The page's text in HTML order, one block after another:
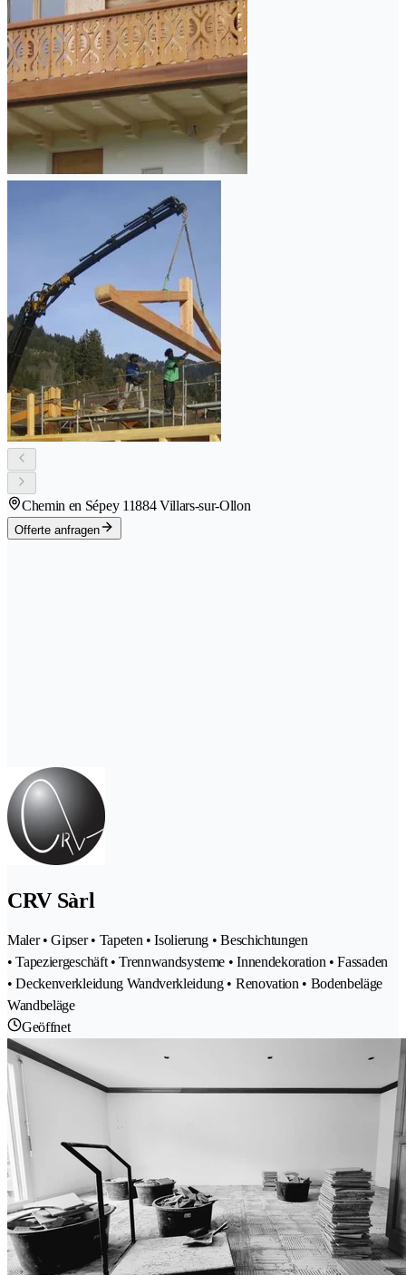
Chemin en Sépey 11884 Villars-sur-Ollon
Offerte anfragen
CRV Sàrl
Maler • Gipser • Tapeten • Isolierung • Beschichtungen
• Tapeziergeschäft • Trennwandsysteme • Innendekoration • Fassaden
• Deckenverkleidung Wandverkleidung • Renovation • Bodenbeläge
Wandbeläge
Geöffnet